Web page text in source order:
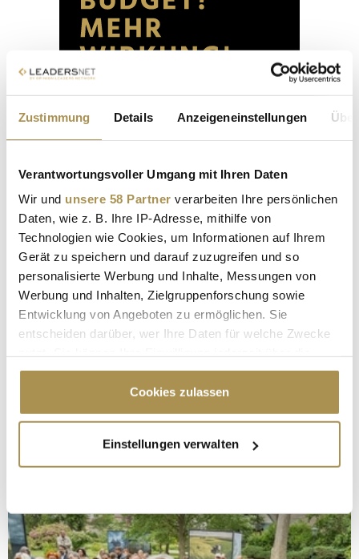
Zustimmung Details Anzeigeneinstellungen
Verantwortungsvoller Umgang mit Ihren Daten
Wir und unsere 58 Partner verarbeiten Ihre persönlichen
Daten, wie z. B. Ihre IP-Adresse, mithilfe von
Technologien wie Cookies, um Informationen auf Ihrem
Gerät zu speichern und darauf zuzugreifen und so
personalisierte Werbung und Inhalte, Messungen von
Werbung und Inhalten, Zielgruppenforschung sowie
Entwicklung von Angeboten zu ermöglichen. Sie
entscheiden darüber, wer Ihre Daten für welche Zwecke
Cookie-Erklärung oder durch Klicken auf das Privacy
Trigger Symbol ändern oder widerrufen
Informationen über Ihre geografische Lage
erfassen, welche bis auf einige Meter genau sein
bestimmten Merkmalen (Fingerprinting) identifizieren
Erfahren Sie mehr darüber, wie Ihre persönlichen Daten
Cookies zulassen
Einstellungen verwalten